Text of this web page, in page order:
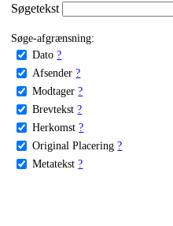
Søgetekst
Søge-afgrænsning:
Dato ?
Afsender ?
Modtager ?
Brevtekst ?
Herkomst ?
Original Placering ?
Metatekst ?